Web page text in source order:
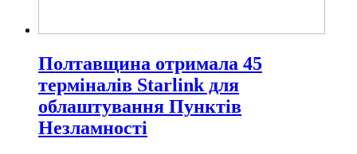
Полтавщина отримала 45
терміналів Starlink для
облаштування Пунктів
Незламності